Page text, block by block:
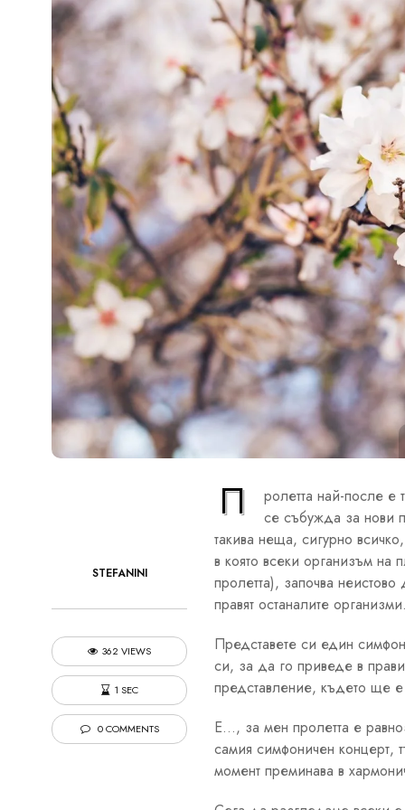
STEFANINI
362 VIEWS
1 SEC
0 COMMENTS
П
ролетта най-после е
се събужда за нови
такива неща, сигурно
в която всеки организъм на
пролетта), започва
правят останалите
Представете си един
си, за да го приведе в
представление, където ще
Е…, за мен пролетта е
самия симфоничен концерт,
момент преминава в